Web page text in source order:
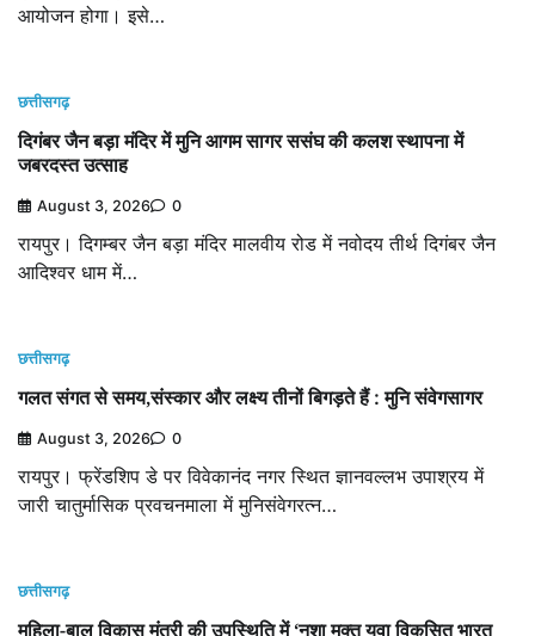
आयोजन होगा। इसे…
छत्तीसगढ़
दिगंबर जैन बड़ा मंदिर में मुनि आगम सागर ससंघ की कलश स्थापना में
जबरदस्त उत्साह
August 3, 2026 0
रायपुर। दिगम्बर जैन बड़ा मंदिर मालवीय रोड में नवोदय तीर्थ दिगंबर जैन
आदिश्वर धाम में…
छत्तीसगढ़
गलत संगत से समय,संस्कार और लक्ष्य तीनों बिगड़ते हैं : मुनि संवेगसागर
August 3, 2026 0
रायपुर। फ्रेंडशिप डे पर विवेकानंद नगर स्थित ज्ञानवल्लभ उपाश्रय में
जारी चातुर्मासिक प्रवचनमाला में मुनिसंवेगरत्न…
छत्तीसगढ़
महिला-बाल विकास मंत्री की उपस्थिति में ‘नशा मुक्त युवा विकसित भारत